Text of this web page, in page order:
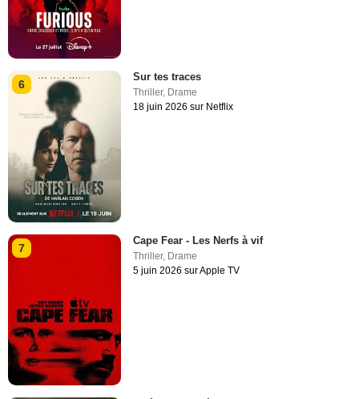
6
Sur tes traces
Thriller, Drame
18 juin 2026 sur Netflix
7
Cape Fear - Les Nerfs à vif
Thriller, Drame
5 juin 2026 sur Apple TV